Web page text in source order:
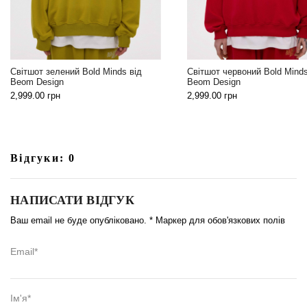
Світшот червоний Bold Minds від
Beom Design
2,999.00 грн
2,399.00грн
Відгуки: 0
НАПИСАТИ ВІДГУК
Ваш email не буде опубліковано. * Маркер для обов'язкових полів
Email*
Ім'я*